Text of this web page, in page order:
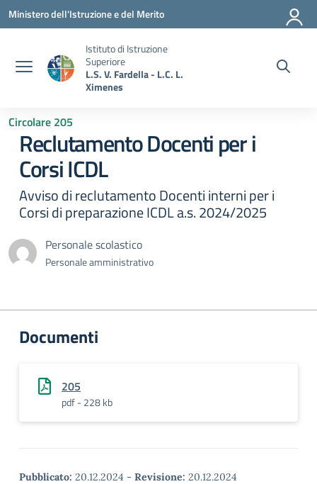
Vai ai contenuti
Vai al menu di navigazione
Vai al footer
Ministero dell'Istruzione e del Merito
Istituto di Istruzione
Superiore
L.S. V. Fardella - L.C. L.
Ximenes
Circolare 205
Reclutamento Docenti per i
Corsi ICDL
Avviso di reclutamento Docenti interni per i
Corsi di preparazione ICDL a.s. 2024/2025
Personale scolastico
Personale amministrativo
Documenti
205
pdf - 228 kb
Pubblicato: 20.12.2024 - Revisione: 20.12.2024